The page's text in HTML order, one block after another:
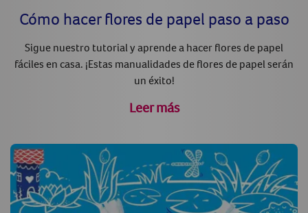
Cómo hacer flores de papel paso a paso
Sigue nuestro tutorial y aprende a hacer flores de papel
fáciles en casa. ¡Estas manualidades de flores de papel serán
un éxito!
Leer más